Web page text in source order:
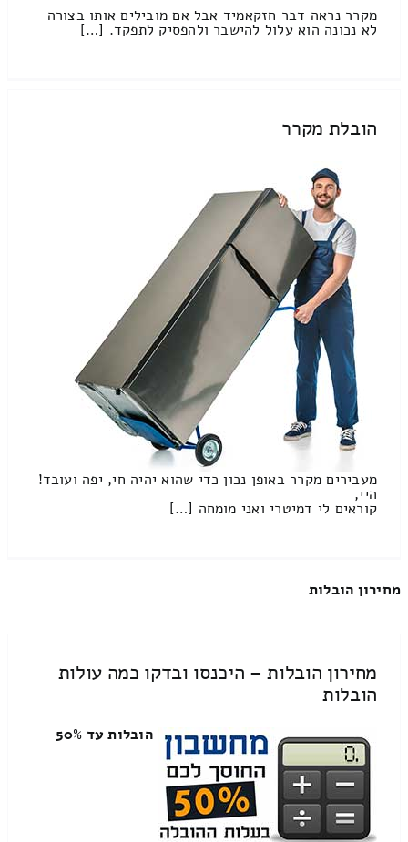
מקרר נראה דבר חזקאמיד אבל אם מובילים אותו בצורה
לא נכונה הוא עלול להישבר ולהפסיק לתפקד. […]
הובלת מקרר
מעבירים מקרר באופן נכון כדי שהוא יהיה חי, יפה ועובד!
היי,
קוראים לי דמיטרי ואני מומחה […]
מחירון הובלות
מחירון הובלות – היכנסו ובדקו כמה עולות
הובלות
הובלות עד 50%